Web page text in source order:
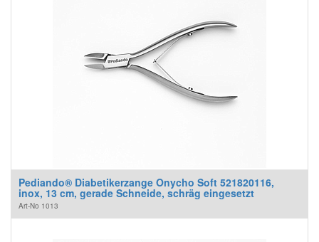
Pediando® Diabetikerzange Onycho Soft 521820116,
inox, 13 cm, gerade Schneide, schräg eingesetzt
Art-No 1013